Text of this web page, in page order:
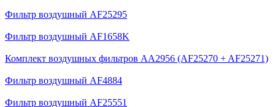
Фильтр воздушный AF25295
Фильтр воздушный AF1658K
Комплект воздушных фильтров AA2956 (AF25270 + AF25271)
Фильтр воздушный AF4884
Фильтр воздушный AF25551